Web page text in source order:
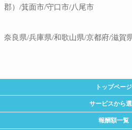
郡）/箕面市/守口市/八尾市
奈良県/兵庫県/和歌山県/京都府/滋賀
トップページ
サービスから
報酬額一覧